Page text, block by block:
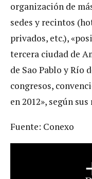
organización de
sedes y recintos
privados, etc.),
tercera ciudad de
de Sao Pablo y Río
congresos,
en 2012», según
Fuente: Conexo